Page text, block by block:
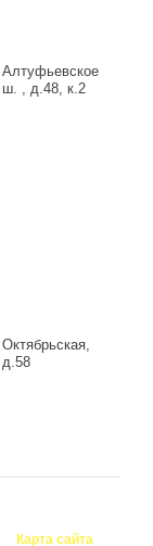
Алтуфьевское
ш. , д.48, к.2
Октябрьская,
д.58
Карта сайта